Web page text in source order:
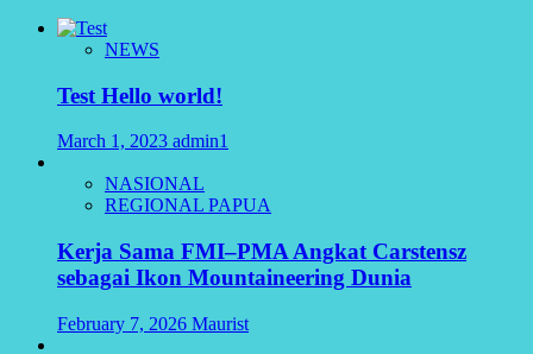
NEWS
Test Hello world!
March 1, 2023 admin1
NASIONAL
REGIONAL PAPUA
Kerja Sama FMI–PMA Angkat Carstensz
sebagai Ikon Mountaineering Dunia
February 7, 2026 Maurist